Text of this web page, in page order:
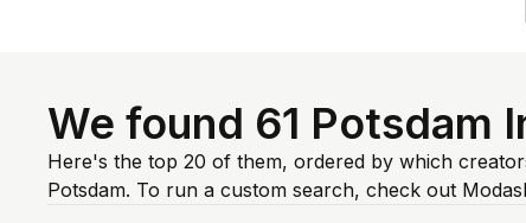
We found 61 Potsdam
Here's the top 20 of them, ordered by which
Potsdam. To run a custom search, check out